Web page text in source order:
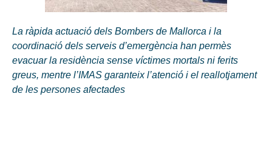
La ràpida actuació dels Bombers de Mallorca i la
coordinació dels serveis d’emergència han permès
evacuar la residència sense víctimes mortals ni ferits
greus, mentre l’IMAS garanteix l’atenció i el reallotjament
de les persones afectades